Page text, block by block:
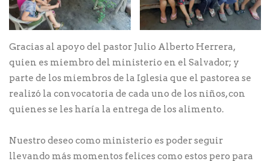
Gracias al apoyo del pastor Julio Alberto Herrera,
quien es miembro del ministerio en el Salvador; y
parte de los miembros de la Iglesia que el pastorea se
realizó la convocatoria de cada uno de los niños, con
quienes se les haría la entrega de los alimento.
Nuestro deseo como ministerio es poder seguir
llevando más momentos felices como estos pero para